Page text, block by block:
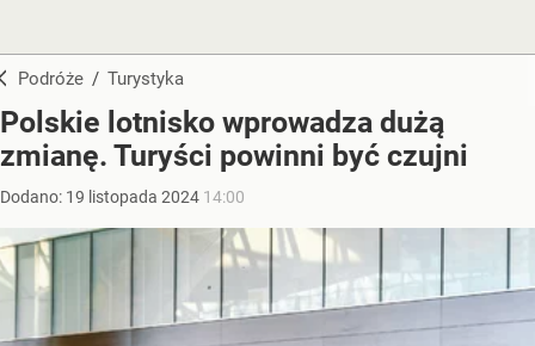
Podróże / Turystyka
Polskie lotnisko wprowadza dużą
zmianę. Turyści powinni być czujni
Dodano: 19 listopada 2024 14:00